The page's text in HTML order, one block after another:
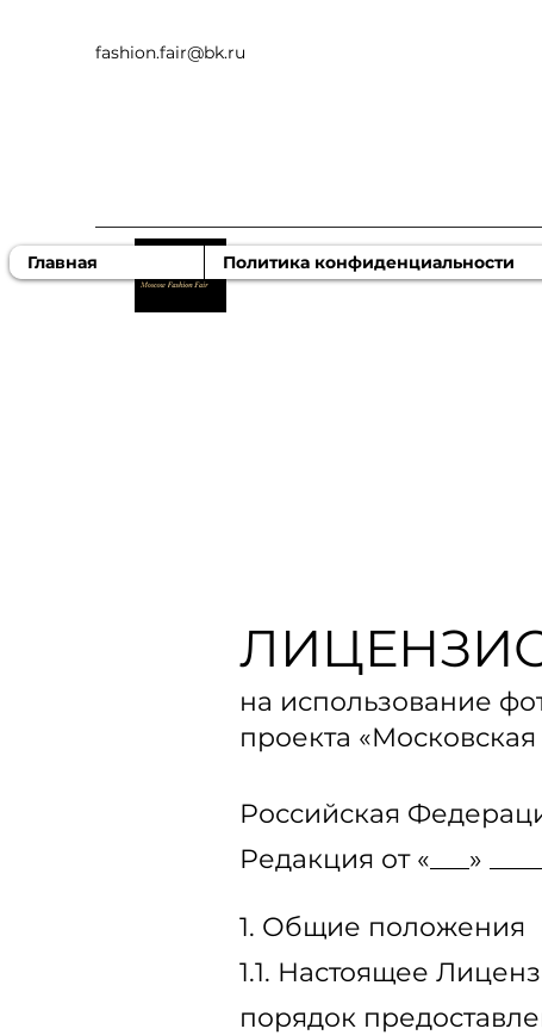
fashion.fair@bk.ru
MOSCOW FASHION
Главная Политика конфиденциальности
на использование
проекта
Российская
Редакция от «___»
1. Общие положения
1.1. Настоящее
порядок